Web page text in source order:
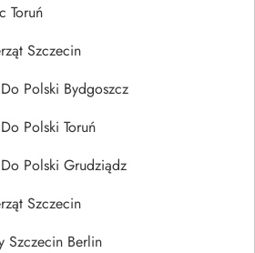
Toruń
Szczecin
Polski Bydgoszcz
Polski Toruń
Polski Grudziądz
Szczecin
Szczecin Berlin